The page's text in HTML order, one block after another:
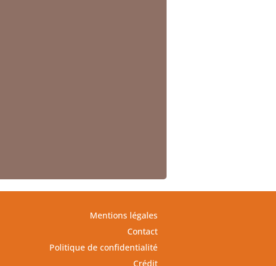
Mentions légales
Contact
Politique de confidentialité
Crédit